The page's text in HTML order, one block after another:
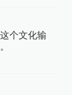
个文化输